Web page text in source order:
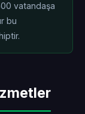
vatandaşa
bu